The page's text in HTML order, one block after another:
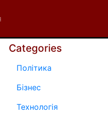
Categories
Політика
Бізнес
Технологія